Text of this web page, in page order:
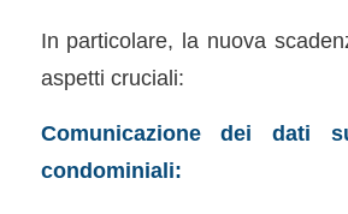
In particolare, la nuova
aspetti cruciali:
Comunicazione dei dati
condominiali: